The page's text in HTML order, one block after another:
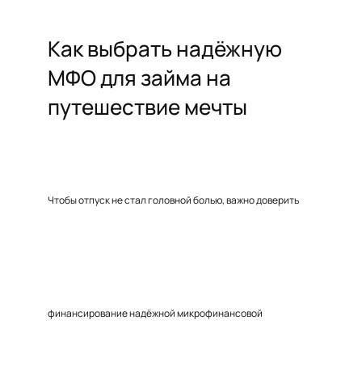
Как выбрать надёжную
МФО для займа на
путешествие мечты
Чтобы отпуск не стал головной болью, важно доверить
финансирование надёжной микрофинансовой